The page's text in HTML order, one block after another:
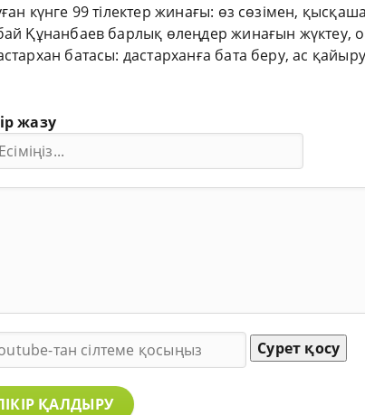
күнге 99 тілектер жинағы: өз сөзімен,
Құнанбаев барлық өлеңдер жинағын жүктеу,
батасы: дастарханға бата беру, ас қайыру
жазу
Сурет қосу
ҚАЛДЫРУ